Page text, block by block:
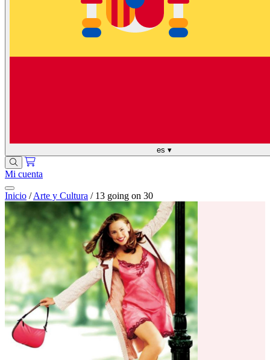
es ▾
Mi cuenta
Inicio / Arte y Cultura / 13 going on 30